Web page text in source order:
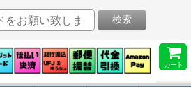
カート
検索